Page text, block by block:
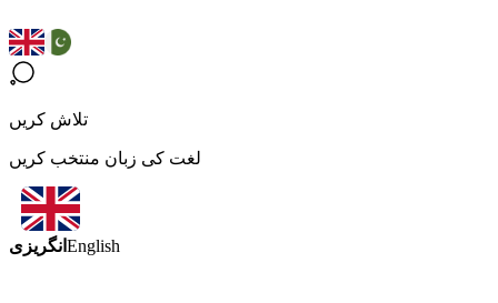
تلاش کریں
لغت کی زبان منتخب کریں
انگریزی English